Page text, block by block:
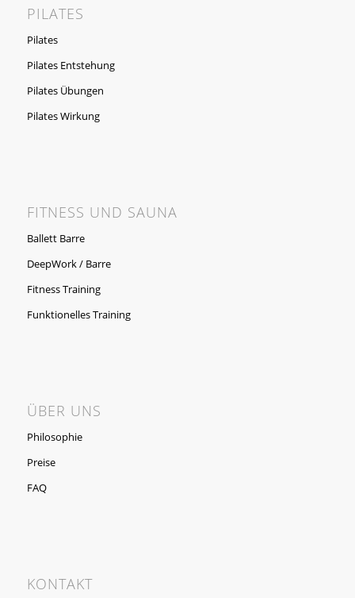
PILATES
Pilates
Pilates Entstehung
Pilates Übungen
Pilates Wirkung
FITNESS UND SAUNA
Ballett Barre
DeepWork / Barre
Fitness Training
Funktionelles Training
ÜBER UNS
Philosophie
Preise
FAQ
KONTAKT